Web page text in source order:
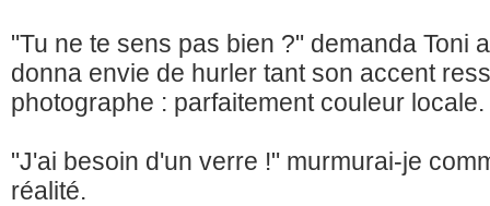
"Tu ne te sens pas bien ?" demanda Toni
donna envie de hurler tant son accent
photographe : parfaitement couleur locale.
"J'ai besoin d'un verre !" murmurai-je
réalité.